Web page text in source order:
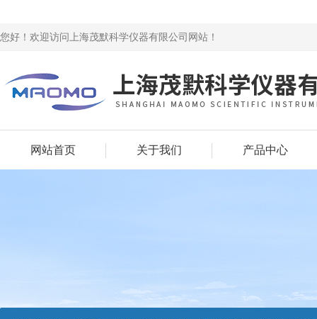
您好！欢迎访问上海茂默科学仪器有限公司网站！
网站首页 关于我们 产品中心